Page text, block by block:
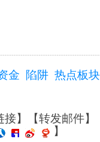
金 陷阱 热点板块
接】【转发邮件】
】